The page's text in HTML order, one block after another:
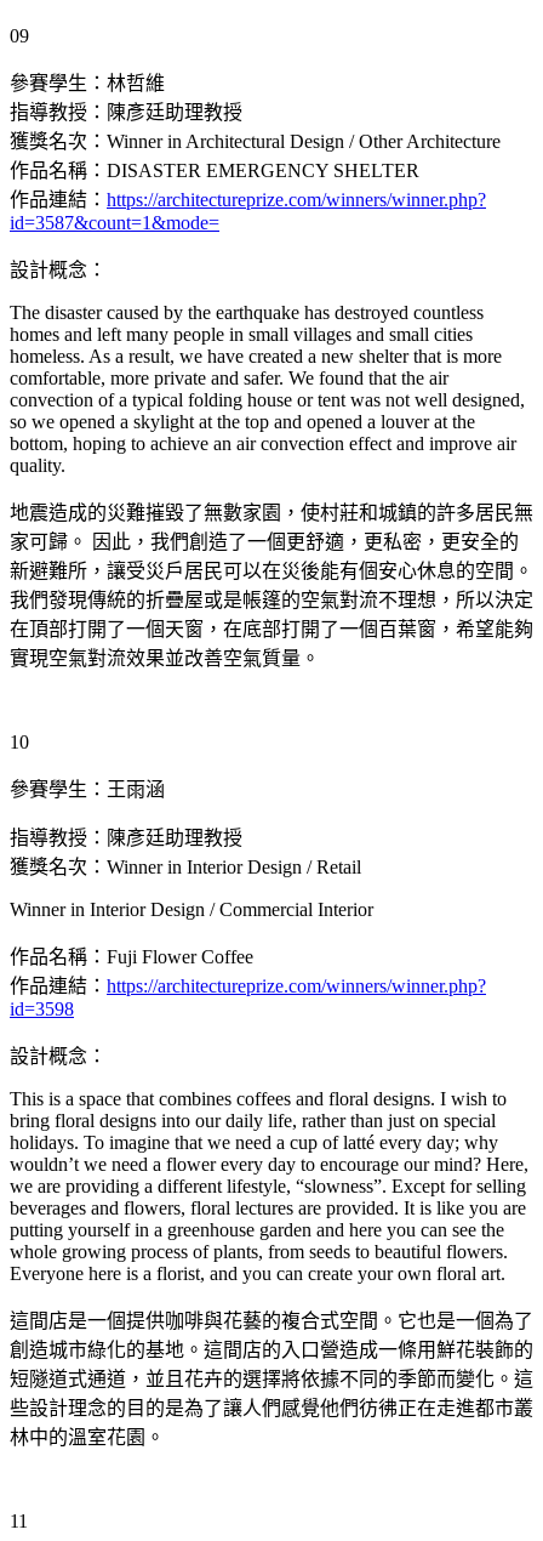
09
參賽學生：林哲維
指導教授：陳彥廷助理教授
獲獎名次：Winner in Architectural Design / Other Architecture
作品名稱：DISASTER EMERGENCY SHELTER
作品連結： https://architectureprize.com/winners/winner.php?
id=3587&count=1&mode=
設計概念：
The disaster caused by the earthquake has destroyed countless
homes and left many people in small villages and small cities
homeless. As a result, we have created a new shelter that is more
comfortable, more private and safer. We found that the air
convection of a typical folding house or tent was not well designed,
so we opened a skylight at the top and opened a louver at the
bottom, hoping to achieve an air convection effect and improve air
quality.
地震造成的災難摧毀了無數家園，使村莊和城鎮的許多居民無
家可歸。 因此，我們創造了一個更舒適，更私密，更安全的
新避難所，讓受災戶居民可以在災後能有個安心休息的空間。
我們發現傳統的折疊屋或是帳篷的空氣對流不理想，所以決定
在頂部打開了一個天窗，在底部打開了一個百葉窗，希望能夠
實現空氣對流效果並改善空氣質量。
10
參賽學生：王雨涵
指導教授：陳彥廷助理教授
獲獎名次：Winner in Interior Design / Retail
Winner in Interior Design / Commercial Interior
作品名稱：Fuji Flower Coffee
作品連結： https://architectureprize.com/winners/winner.php?
id=3598
設計概念：
This is a space that combines coffees and floral designs. I wish to
bring floral designs into our daily life, rather than just on special
holidays. To imagine that we need a cup of latté every day; why
wouldn’t we need a flower every day to encourage our mind? Here,
we are providing a different lifestyle, “slowness”. Except for selling
beverages and flowers, floral lectures are provided. It is like you are
putting yourself in a greenhouse garden and here you can see the
whole growing process of plants, from seeds to beautiful flowers.
Everyone here is a florist, and you can create your own floral art.
這間店是一個提供咖啡與花藝的複合式空間。它也是一個為了
創造城市綠化的基地。這間店的入口營造成一條用鮮花裝飾的
短隧道式通道，並且花卉的選擇將依據不同的季節而變化。這
些設計理念的目的是為了讓人們感覺他們彷彿正在走進都市叢
林中的溫室花園。
11